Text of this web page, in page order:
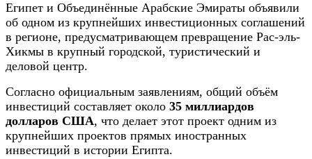
Египет и Объединённые Арабские Эмираты объявили
об одном из крупнейших инвестиционных соглашений
в регионе, предусматривающем превращение Рас-эль-
Хикмы в крупный городской, туристический и
деловой центр.
Согласно официальным заявлениям, общий объём
инвестиций составляет около 35 миллиардов
долларов США, что делает этот проект одним из
крупнейших проектов прямых иностранных
инвестиций в истории Египта.